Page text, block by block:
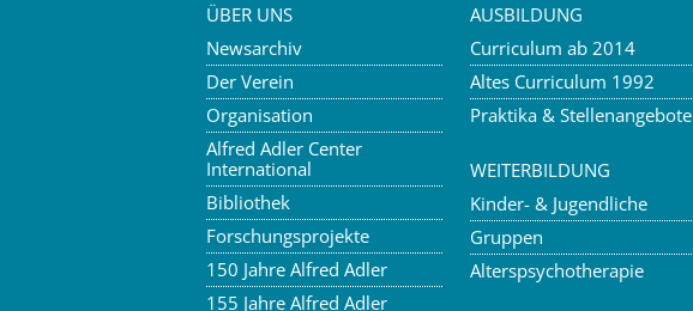
ÜBER UNS
Newsarchiv
Der Verein
Organisation
Alfred Adler Center
International
Bibliothek
Forschungsprojekte
150 Jahre Alfred Adler
155 Jahre Alfred Adler
AUSBILDUNG
Curriculum ab 2014
Altes Curriculum 1992
Praktika & Stellenangebote
WEITERBILDUNG
Kinder- & Jugendliche
Gruppen
Alterspsychotherapie